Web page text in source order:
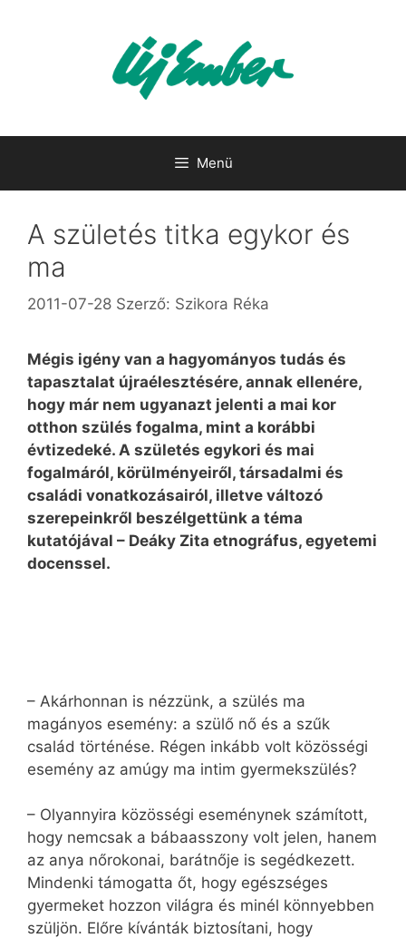
Menü
A születés titka egykor és
ma
2011-07-28 Szerző: Szikora Réka
Mégis igény van a hagyományos tudás és
tapasztalat újraélesztésére, annak ellenére,
hogy már nem ugyanazt jelenti a mai kor
otthon szülés fogalma, mint a korábbi
évtizedeké. A születés egykori és mai
fogalmáról, körülményeiről, társadalmi és
családi vonatkozásairól, illetve változó
szerepeinkről beszélgettünk a téma
kutatójával – Deáky Zita etnográfus, egyetemi
docenssel.
– Akárhonnan is nézzünk, a szülés ma
magányos esemény: a szülő nő és a szűk
család történése. Régen inkább volt közösségi
esemény az amúgy ma intim gyermekszülés?
– Olyannyira közösségi eseménynek számított,
hogy nemcsak a bábaasszony volt jelen, hanem
az anya nőrokonai, barátnője is segédkezett.
Mindenki támogatta őt, hogy egészséges
gyermeket hozzon világra és minél könnyebben
szüljön. Előre kívánták biztosítani, hogy